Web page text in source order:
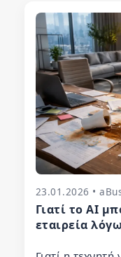
23.01.2026 •
Γιατί το AI
εταιρεία